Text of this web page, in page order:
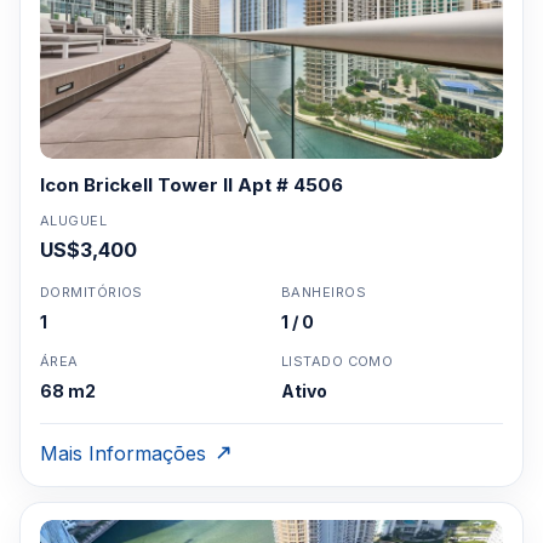
Clique aqui para mandar um emailou
WhatsApp um corretor em Miami +1 305 540
5744
Para Vendas ligar no telefone no Brasil SP 11-
3957-0613
Icon Brickell Tower II Apt # 4506
ALUGUEL
US$3,400
DORMITÓRIOS
1
BANHEIROS
1 / 0
ÁREA
68 m2
LISTADO COMO
Ativo
Mais Informações